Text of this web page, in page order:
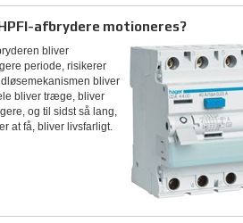
afbrydere motioneres?
bliver
periode, risikerer
bliver
bliver træge, bliver
og til sidst så lang,
at få, bliver livsfarligt.